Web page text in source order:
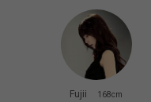
Fujii
168cm